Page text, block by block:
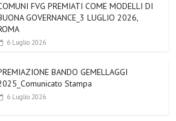
FVG PREMIATI COME MODELLI DI
GOVERNANCE_3 LUGLIO 2026,
6 Luglio 2026
BANDO GEMELLAGGI
Stampa
6 Luglio 2026